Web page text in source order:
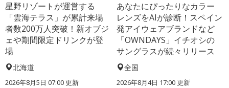
星野リゾートが運営する
「雲海テラス」が累計来場
者数200万人突破！新オブジ
ェや期間限定ドリンクが登
場
北海道
2026年8月5日 07:00更新
あなたにぴったりなカラー
レンズをAIが診断！スペイン
発アイウェアブランドなど
「OWNDAYS」イチオシの
サングラスが続々リリース
全国
2026年8月4日 17:00更新